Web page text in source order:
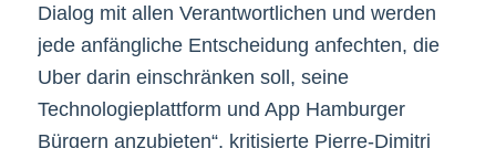
Dialog mit allen Verantwortlichen und werden
jede anfängliche Entscheidung anfechten, die
Uber darin einschränken soll, seine
Technologieplattform und App Hamburger
Bürgern anzubieten“, kritisierte Pierre-Dimitri